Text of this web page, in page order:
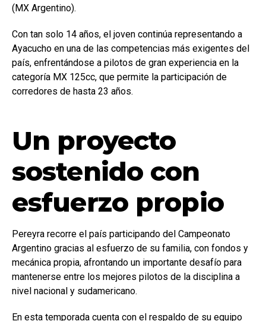
(MX Argentino).
Con tan solo 14 años, el joven continúa representando a
Ayacucho en una de las competencias más exigentes del
país, enfrentándose a pilotos de gran experiencia en la
categoría MX 125cc, que permite la participación de
corredores de hasta 23 años.
Un proyecto
sostenido con
esfuerzo propio
Pereyra recorre el país participando del Campeonato
Argentino gracias al esfuerzo de su familia, con fondos y
mecánica propia, afrontando un importante desafío para
mantenerse entre los mejores pilotos de la disciplina a
nivel nacional y sudamericano.
En esta temporada cuenta con el respaldo de su equipo